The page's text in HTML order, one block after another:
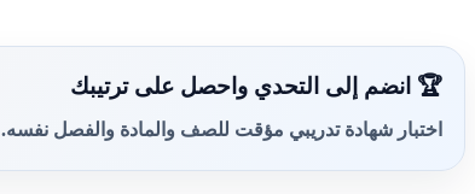
🏆 انضم إلى التحدي واحصل على ترتيبك
اختبار شهادة تدريبي مؤقت للصف والمادة والفصل نفسه.